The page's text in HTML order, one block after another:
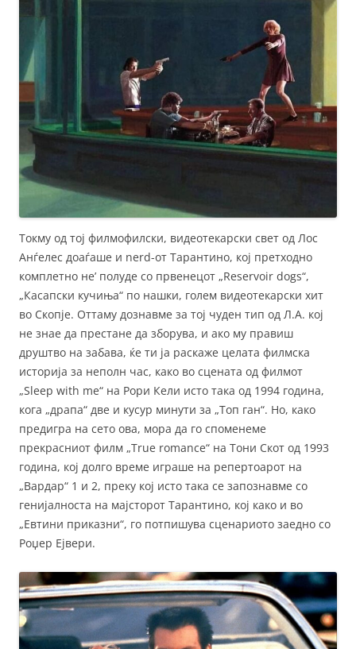
Токму од тој филмофилски, видеотекарски свет од Лос
Анѓелес доаѓаше и nerd-от Тарантино, кој претходно
комплетно не’ полуде со првенецот „Reservoir dogs“,
„Касапски кучиња“ по нашки, голем видеотекарски хит
во Скопје. Оттаму дознавме за тој чуден тип од Л.А. кој
не знае да престане да зборува, и ако му правиш
друштво на забава, ќе ти ја раскаже целата филмска
историја за неполн час, како во сцената од филмот
„Sleep with me“ на Рори Кели исто така од 1994 година,
кога „драпа“ две и кусур минути за „Топ ган“. Но, како
предигра на сето ова, мора да го споменеме
прекрасниот филм „True romance“ на Тони Скот од 1993
година, кој долго време играше на репертоарот на
„Вардар“ 1 и 2, преку кој исто така се запознавме со
генијалноста на мајсторот Тарантино, кој како и во
„Евтини приказни“, го потпишува сценариото заедно со
Роџер Ејвери.